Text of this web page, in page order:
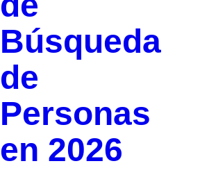
Búsqueda
de
Personas
en 2026